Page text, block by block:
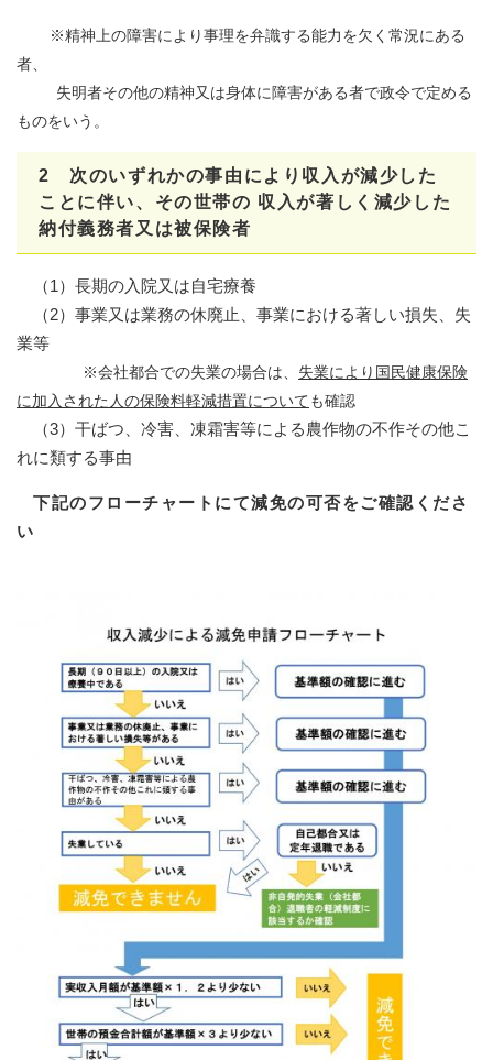
※精神上の障害により事理を弁識する能力を欠く常況にある
者、
失明者その他の精神又は身体に障害がある者で政令で定める
ものをいう。
2 次のいずれかの事由により収入が減少した
ことに伴い、その世帯の 収入が著しく減少した
納付義務者又は被保険者
（1）長期の入院又は自宅療養
（2）事業又は業務の休廃止、事業における著しい損失、失
業等
※会社都合での失業の場合は、 失業により国民健康保険
に加入された人の保険料軽減措置について も確認
（3）干ばつ、冷害、凍霜害等による農作物の不作その他こ
れに類する事由​
下記のフローチャートにて減免の可否をご確認くださ
い